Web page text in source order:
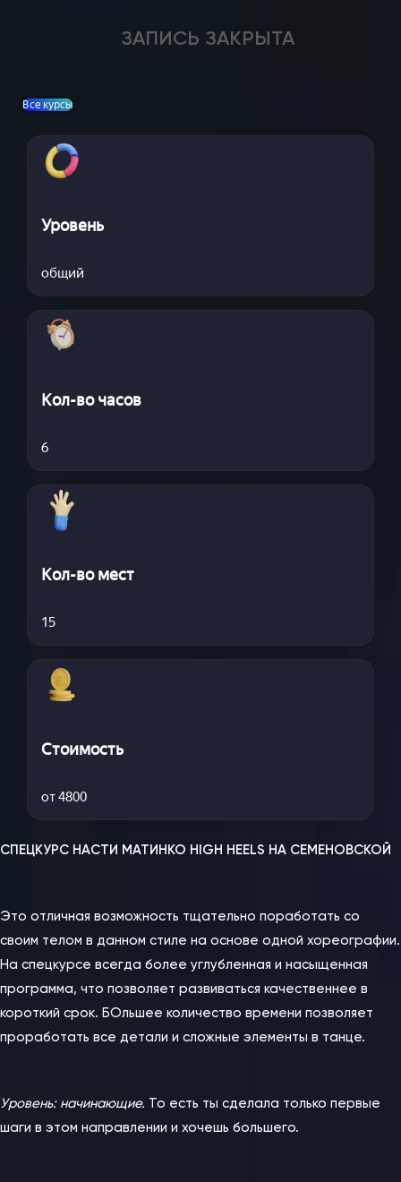
ЗАПИСЬ ЗАКРЫТА
Все курсы
Уровень
общий
Кол-во часов
6
Кол-во мест
15
Стоимость
от 4800
СПЕЦКУРС НАСТИ МАТИНКО HIGH HEELS НА СЕМЕНОВСКОЙ
Это отличная возможность тщательно поработать со
своим телом в данном стиле на основе одной хореографии.
На спецкурсе всегда более углубленная и насыщенная
программа, что позволяет развиваться качественнее в
короткий срок. БОльшее количество времени позволяет
проработать все детали и сложные элементы в танце.
Уровень: начинающие. То есть ты сделала только первые
шаги в этом направлении и хочешь большего.